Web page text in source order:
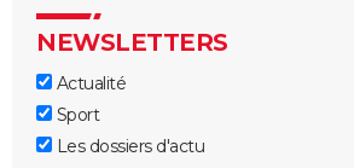
NEWSLETTERS
Actualité
Sport
Les dossiers d'actu